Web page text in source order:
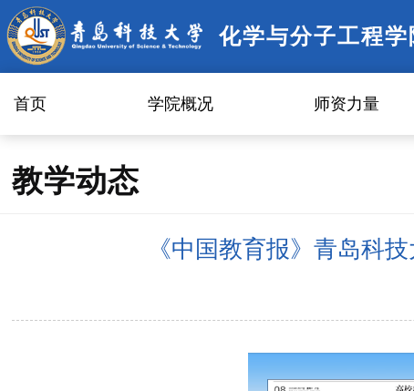
化学与分子工程学
首页 学院概况 师资力量
教学动态
《中国教育报》青岛科